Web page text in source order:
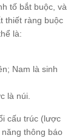
tố bắt buộc, và
thiết ràng buộc
là:
Nam là sinh
là núi.
cấu trúc (lược
thông báo